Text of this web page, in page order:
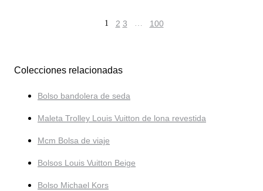
1 2 3 … 100
Colecciones relacionadas
Bolso bandolera de seda
Maleta Trolley Louis Vuitton de lona revestida
Mcm Bolsa de viaje
Bolsos Louis Vuitton Beige
Bolso Michael Kors